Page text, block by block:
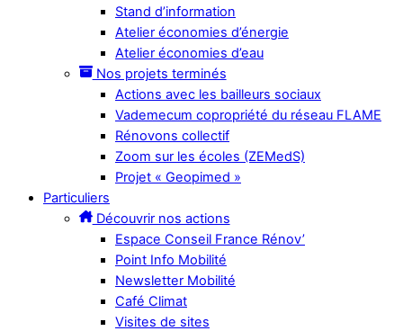
Stand d’information
Atelier économies d’énergie
Atelier économies d’eau
Nos projets terminés
Actions avec les bailleurs sociaux
Vademecum copropriété du réseau FLAME
Rénovons collectif
Zoom sur les écoles (ZEMedS)
Projet « Geopimed »
Particuliers
Découvrir nos actions
Espace Conseil France Rénov’
Point Info Mobilité
Newsletter Mobilité
Café Climat
Visites de sites